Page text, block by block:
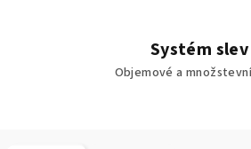
Systém slev
Objemové a